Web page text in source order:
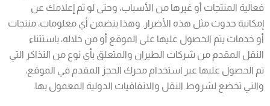
فعالية المنتجات أو غيرها من الأسباب، وحتى لو تم إعلامك عن
إمكانية حدوث مثل هذه الأضرار. وهذا يتضمن أي معلومات، منتجات
أو خدمات يتم الحصول عليها على الموقع أو من خلاله، باستثناء
النقل المقدم من شركات الطيران والمتعلق بأي نوع من التذاكر التي
تم الحصول عليها عبر استخدام محرك الحجز المقدم في الموقع،
والتي تخضع لشروط النقل والاتفاقيات الدولية المعمول بها.